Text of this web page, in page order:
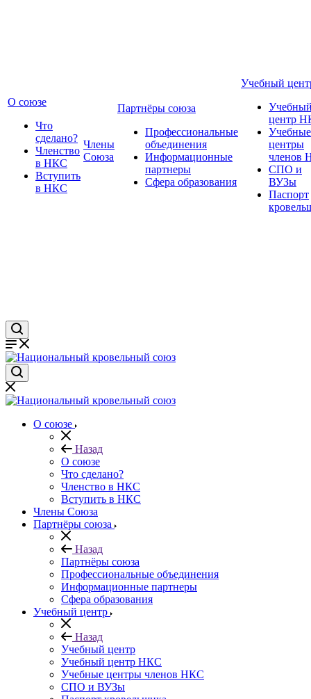
О союзе
Что
сделано?
Членство
в НКС
Вступить
в НКС
Члены
Союза
Партнёры союза
Профессиональные
объединения
Информационные
партнеры
Сфера образования
Учебный
центр
Учебные
центры
членов
СПО и
ВУЗы
Паспорт
О союзе
Назад
О союзе
Что сделано?
Членство в НКС
Вступить в НКС
Члены Союза
Партнёры союза
Назад
Партнёры союза
Профессиональные объединения
Информационные партнеры
Сфера образования
Учебный центр
Назад
Учебный центр
Учебный центр НКС
Учебные центры членов НКС
СПО и ВУЗы